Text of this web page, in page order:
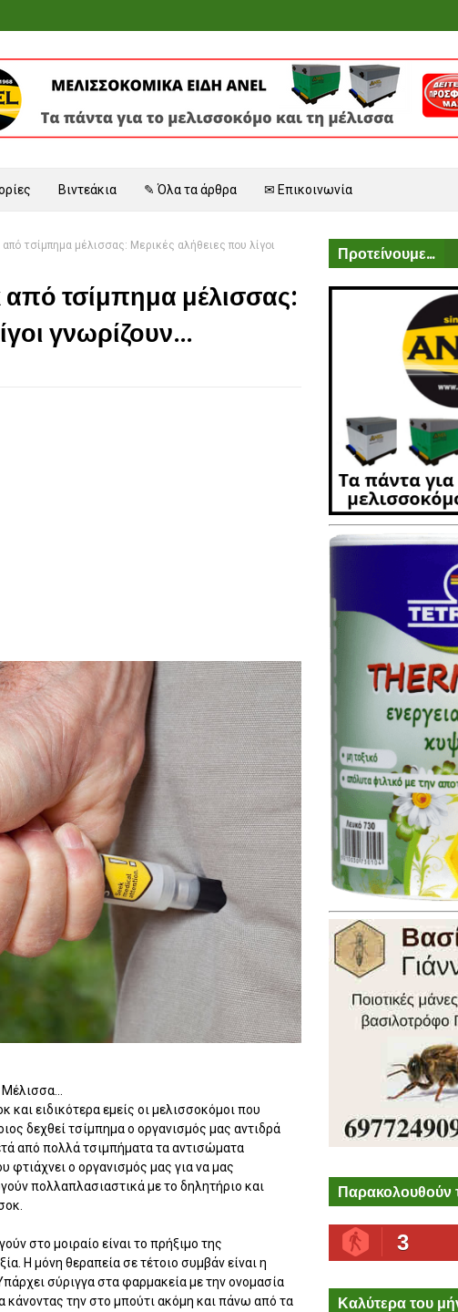
Βιντεάκια ✎ Όλα τα άρθρα ✉ Επικοινωνία
τσίμπημα μέλισσας: Μερικές αλήθειες που λίγοι
από τσίμπημα μέλισσας:
γνωρίζουν...
ειδικότερα εμείς οι μελισσοκόμοι που
δεχθεί τσίμπημα ο οργανισμός μας αντιδρά
από πολλά τσιμπήματα τα αντισώματα
ο οργανισμός μας για να μας
πολλαπλασιαστικά με το δηλητήριο και
στο μοιραίο είναι το πρήξιμο της
Η μόνη θεραπεία σε τέτοιο συμβάν είναι η
σύριγγα στα φαρμακεία με την ονομασία
την στο μπούτι ακόμη και πάνω από τα
Προτείνουμε...
Παρακολουθούν
3
Καλύτερα του